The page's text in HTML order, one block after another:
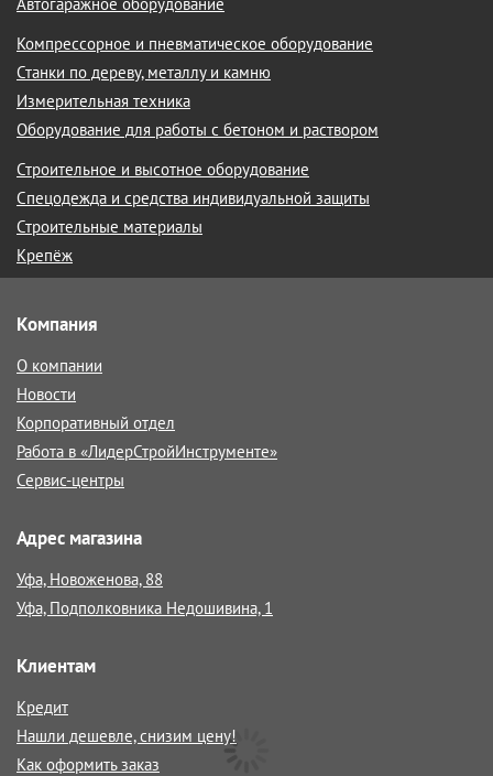
Компрессорное и пневматическое оборудование
Станки по дереву, металлу и камню
Измерительная техника
Оборудование для работы с бетоном и раствором
Строительное и высотное оборудование
Спецодежда и средства индивидуальной защиты
Строительные материалы
Крепёж
Компания
О компании
Новости
Корпоративный отдел
Работа в «ЛидерСтройИнструменте»
Сервис-центры
Адрес магазина
Уфа, Новоженова, 88
Уфа, Подполковника Недошивина, 1
Клиентам
Кредит
Нашли дешевле, снизим цену!
Как оформить заказ